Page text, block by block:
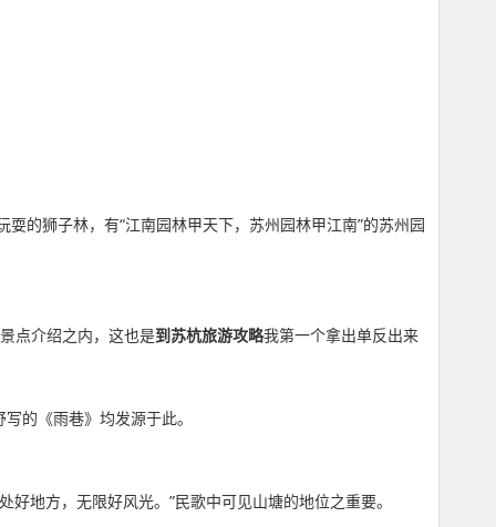
耍的狮子林，有“江南园林甲天下，苏州园林甲江南”的苏州园
点介绍之内，这也是到苏杭旅游攻略我第一个拿出单反出来
的《雨巷》均发源于此。
地方，无限好风光。”民歌中可见山塘的地位之重要。